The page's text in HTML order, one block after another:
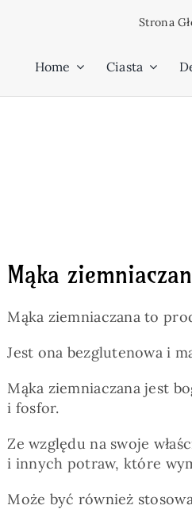
Strona
Home Ciasta
Mąka
Mąka ziemniaczana to
Jest ona bezglutenowa i
Mąka ziemniaczana jest
i fosfor.
Ze względu na swoje
i innych potraw, które
Może być również